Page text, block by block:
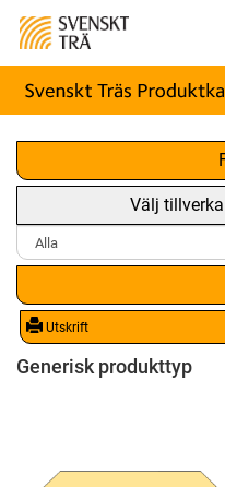
Välj
Utskrift
Generisk produkttyp